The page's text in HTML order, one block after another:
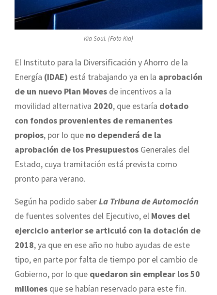
Kia Soul. (Foto Kia)
El Instituto para la Diversificación y Ahorro de la
Energía (IDAE) está trabajando ya en la aprobación
de un nuevo Plan Moves de incentivos a la
movilidad alternativa 2020, que estaría dotado
con fondos provenientes de remanentes
propios, por lo que no dependerá de la
aprobación de los Presupuestos Generales del
Estado, cuya tramitación está prevista como
pronto para verano.
Según ha podido saberLa Tribuna de Automoción
de fuentes solventes del Ejecutivo, el Moves del
ejercicio anterior se articuló con la dotación de
2018, ya que en ese año no hubo ayudas de este
tipo, en parte por falta de tiempo por el cambio de
Gobierno, por lo que quedaron sin emplear los 50
millones que se habían reservado para este fin.